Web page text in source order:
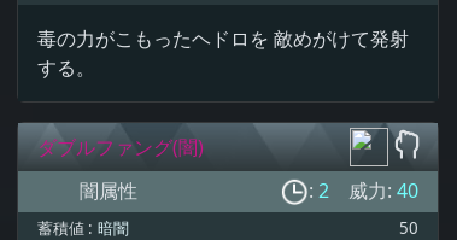
毒の力がこもったヘドロを 敵めがけて発射
する。
ダブルファング(闇)
闇属性
: 2 威力: 40
蓄積値 : 暗闇 50